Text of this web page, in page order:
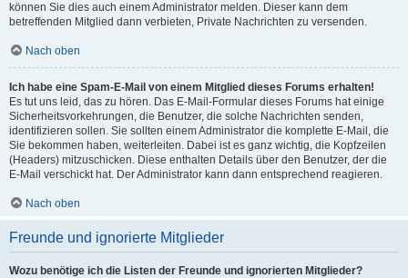
können Sie dies auch einem Administrator melden. Dieser kann dem
betreffenden Mitglied dann verbieten, Private Nachrichten zu versenden.
Nach oben
Ich habe eine Spam-E-Mail von einem Mitglied dieses Forums erhalten!
Es tut uns leid, das zu hören. Das E-Mail-Formular dieses Forums hat einige
Sicherheitsvorkehrungen, die Benutzer, die solche Nachrichten senden,
identifizieren sollen. Sie sollten einem Administrator die komplette E-Mail, die
Sie bekommen haben, weiterleiten. Dabei ist es ganz wichtig, die Kopfzeilen
(Headers) mitzuschicken. Diese enthalten Details über den Benutzer, der die
E-Mail verschickt hat. Der Administrator kann dann entsprechend reagieren.
Nach oben
Freunde und ignorierte Mitglieder
Wozu benötige ich die Listen der Freunde und ignorierten Mitglieder?